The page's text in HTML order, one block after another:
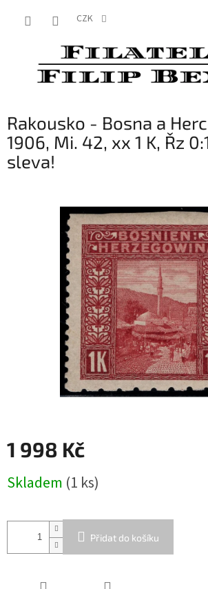
CZK
Rakousko - Bosna a
1906, Mi. 42, xx 1 K, Řz
sleva!
1 998 Kč
cena:
Skladem (1 ks)
Přidat do košíku